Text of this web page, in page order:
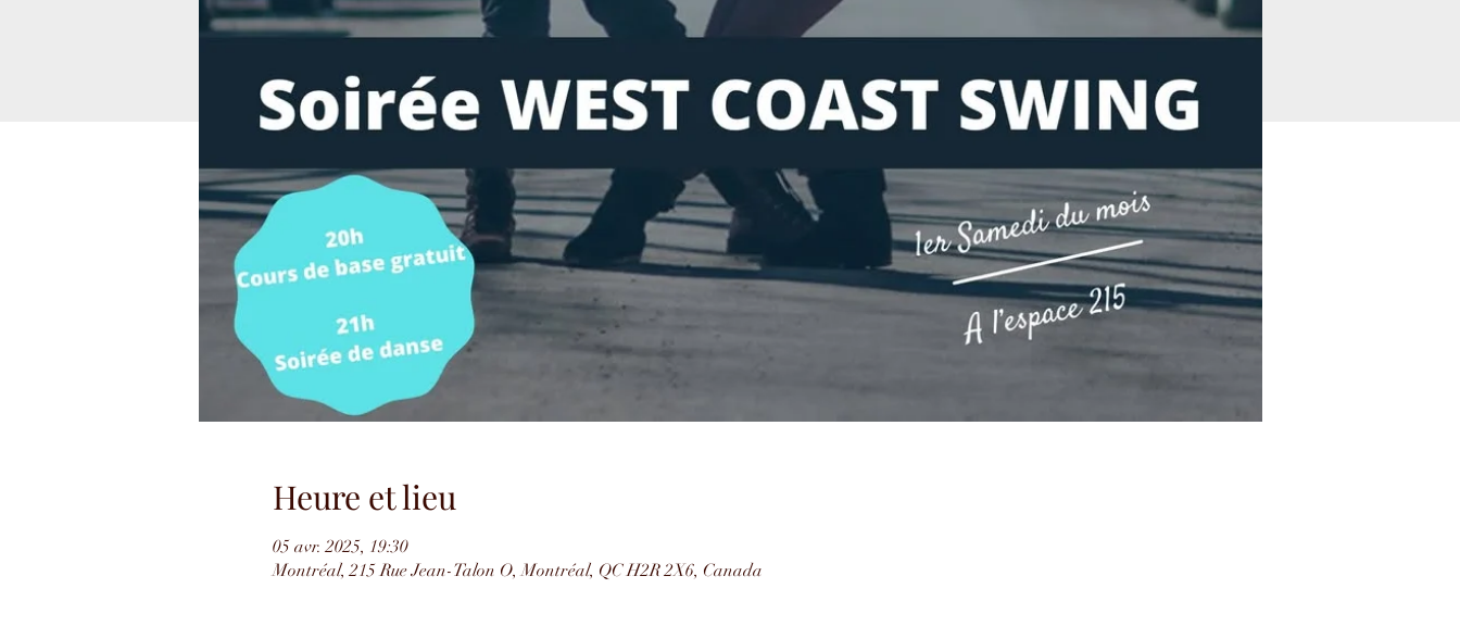
Heure et lieu
05 avr. 2025, 19:30
Montréal, 215 Rue Jean-Talon O, Montréal, QC H2R 2X6, Canada